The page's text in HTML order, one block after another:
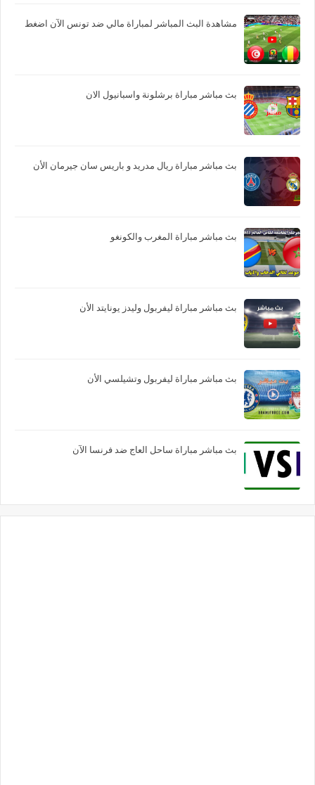
مشاهدة البث المباشر لمباراة مالي ضد تونس الآن اضغط
بث مباشر مباراة برشلونة واسبانيول الان
بث مباشر مباراة ريال مدريد و باريس سان جيرمان الأن
بث مباشر مباراة المغرب والكونغو
بث مباشر مباراة ليفربول وليدز يونايتد الأن
بث مباشر مباراة ليفربول وتشيلسي الأن
بث مباشر مباراة ساحل العاج ضد فرنسا الآن